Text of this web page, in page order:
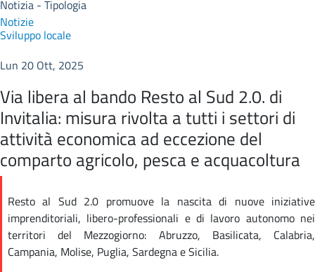
Notizia - Tipologia
Notizie
Sviluppo locale
Lun 20 Ott, 2025
Via libera al bando Resto al Sud 2.0. di
Invitalia: misura rivolta a tutti i settori di
attività economica ad eccezione del
comparto agricolo, pesca e acquacoltura
Resto al Sud 2.0 promuove la nascita di nuove iniziative
imprenditoriali, libero-professionali e di lavoro autonomo nei
territori del Mezzogiorno: Abruzzo, Basilicata, Calabria,
Campania, Molise, Puglia, Sardegna e Sicilia.